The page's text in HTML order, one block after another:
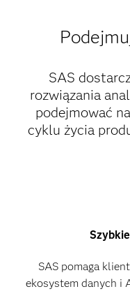
SAS
rozwiązania
podejmować
cyklu życia
SAS pomaga
ekosystem danych i